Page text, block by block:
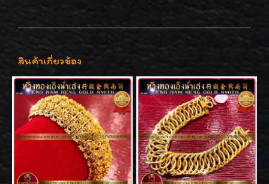
สินค้าเกี่ยวข้อง